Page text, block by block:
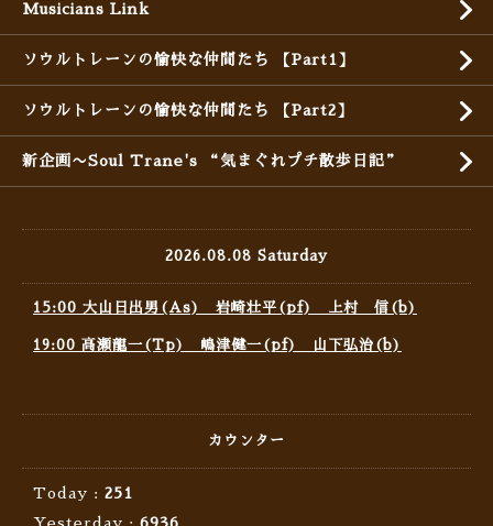
Musicians Link
ソウルトレーンの愉快な仲間たち 【Part1】
ソウルトレーンの愉快な仲間たち 【Part2】
新企画〜Soul Trane's “気まぐれプチ散歩日記”
2026.08.08 Saturday
15:00 大山日出男(As) 岩崎壮平(pf) 上村 信(b)
19:00 高瀬龍一(Tp) 嶋津健一(pf) 山下弘治(b)
カウンター
Today : 251
Yesterday : 6936